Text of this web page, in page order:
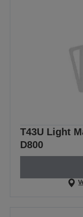
T43U Light
D800